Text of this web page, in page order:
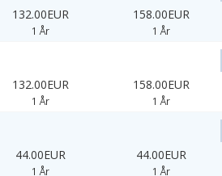
132.00EUR
1 År
158.00EUR
1 År
132.00EUR
1 År
158.00EUR
1 År
44.00EUR
1 År
44.00EUR
1 År